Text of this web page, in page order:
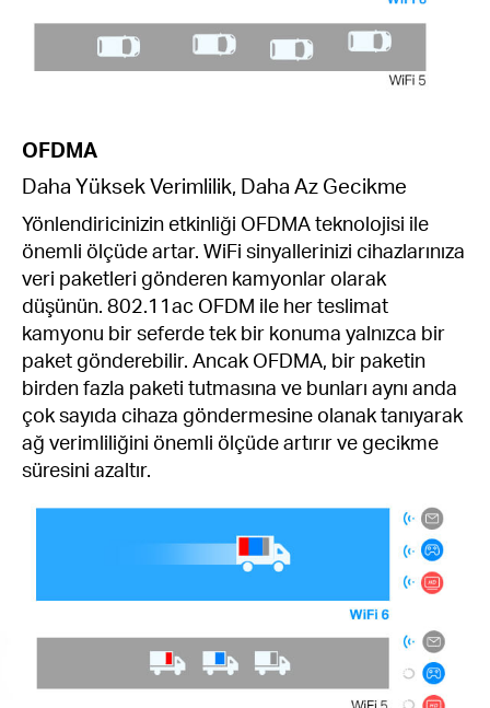
OFDMA
Daha Yüksek Verimlilik, Daha Az Gecikme
Yönlendiricinizin etkinliği OFDMA teknolojisi ile
önemli ölçüde artar. WiFi sinyallerinizi cihazlarınıza
veri paketleri gönderen kamyonlar olarak
düşünün. 802.11ac OFDM ile her teslimat
kamyonu bir seferde tek bir konuma yalnızca bir
paket gönderebilir. Ancak OFDMA, bir paketin
birden fazla paketi tutmasına ve bunları aynı anda
çok sayıda cihaza göndermesine olanak tanıyarak
ağ verimliliğini önemli ölçüde artırır ve gecikme
süresini azaltır.